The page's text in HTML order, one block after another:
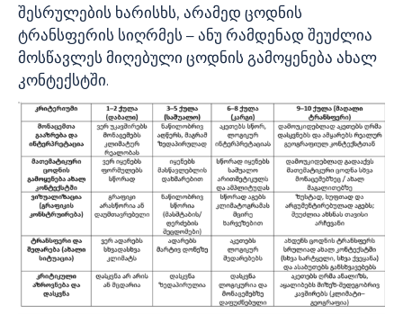
შესრულების ხარისხს, არამედ ცოდნის
ტრანსფერის სიღრმეს – ანუ რამდენად შეუძლია
მოსწავლეს მიღებული ცოდნის გამოყენება ახალ
კონტექსტში.